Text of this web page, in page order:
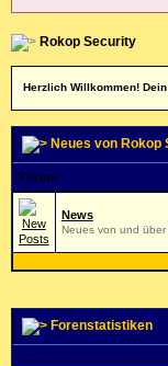
Rokop Security
Herzlich Willkommen!
Neues von Rokop
Forum
News
Neues von und
Forenstatistiken